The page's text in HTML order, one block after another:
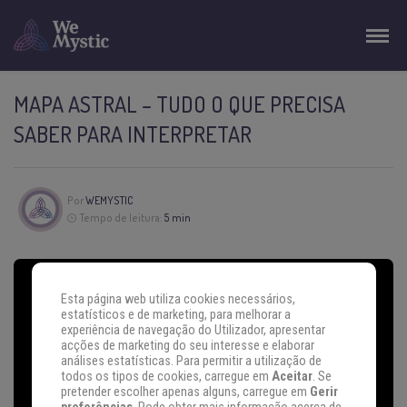
MAPA ASTRAL – TUDO O QUE PRECISA
SABER PARA INTERPRETAR
PorWEMYSTIC
Tempo de leitura: 5 min
Esta página web utiliza cookies necessários,
estatísticos e de marketing, para melhorar a
experiência de navegação do Utilizador, apresentar
acções de marketing do seu interesse e elaborar
análises estatísticas. Para permitir a utilização de
todos os tipos de cookies, carregue em Aceitar. Se
pretender escolher apenas alguns, carregue em Gerir